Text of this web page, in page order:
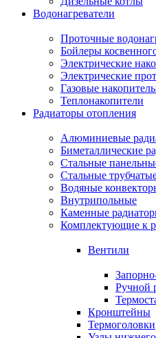
Водонагреватели
Проточные
Бойлеры
Электрические
Электрические
Газовые
Теплонакопители
Радиаторы отопления
Алюминиевые
Биметаллические
Стальные
Стальные
Водяные
Внутрипольные
Каменные
Комплектующие к
Вентили
Ручной
Кронштейны
Термоголовки